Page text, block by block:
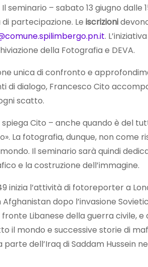
– sabato 13 giugno dalle
partecipazione. Le iscrizioni
.
della Fotografia e DEVA.
unica di confronto e
di dialogo, Francesco Cito
scatto.
Cito – anche quando è del
La fotografia, dunque, non come
Il seminario sarà quindi
e la costruzione dell’immagine.
inizia l’attività di fotoreporter a
dopo l’invasione
fronte Libanese della guerra
mondo e successive storie di
dell’Iraq di Saddam Hussein